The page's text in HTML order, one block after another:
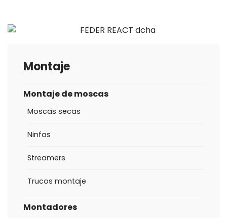
Montaje
Montaje de moscas
Moscas secas
Ninfas
Streamers
Trucos montaje
Montadores